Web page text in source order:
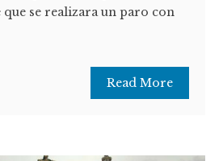
que se realizara un paro con
Read More